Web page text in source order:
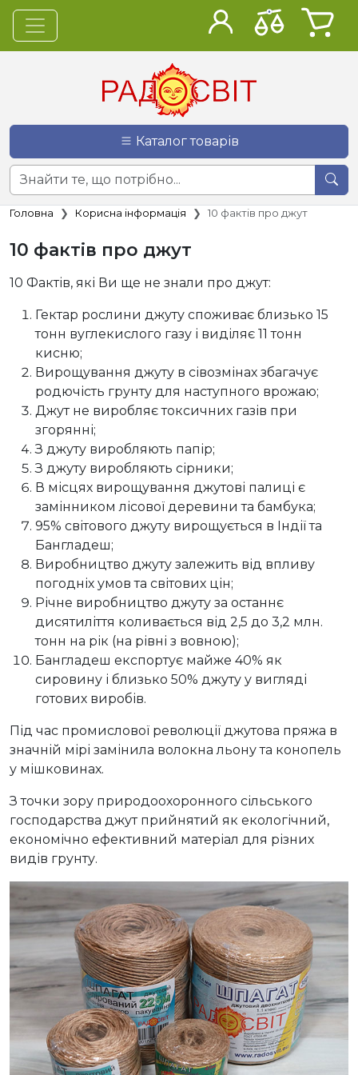
Каталог товарів
Головна Корисна інформація 10 фактів про джут
10 фактів про джут
10 Фактів, які Ви ще не знали про джут:
Гектар рослини джуту споживає близько 15
тонн вуглекислого газу і виділяє 11 тонн
кисню;
Вирощування джуту в сівозмінах збагачує
родючість грунту для наступного врожаю;
Джут не виробляє токсичних газів при
згорянні;
З джуту виробляють папір;
З джуту виробляють сірники;
В місцях вирощування джутові палиці є
замінником лісової деревини та бамбука;
95% світового джуту вирощується в Індії та
Бангладеш;
Виробництво джуту залежить від впливу
погодніх умов та світових цін;
Річне виробництво джуту за останнє
дисятиліття коливається від 2,5 до 3,2 млн.
тонн на рік (на рівні з вовною);
Бангладеш експортує майже 40% як
сировину і близько 50% джуту у вигляді
готових виробів.
Під час промислової революції джутова пряжа в
значній мірі замінила волокна льону та конопель
у мішковинах.
З точки зору природоохоронного сільського
господарства джут прийнятий як екологічний,
економічно ефективний матеріал для різних
видів грунту.